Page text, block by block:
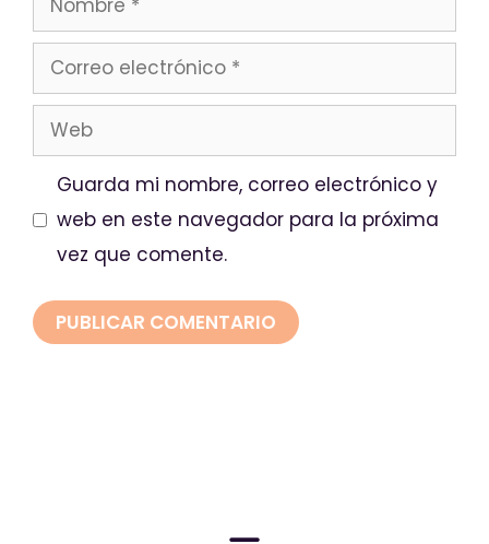
Guarda mi nombre, correo electrónico y
web en este navegador para la próxima
vez que comente.